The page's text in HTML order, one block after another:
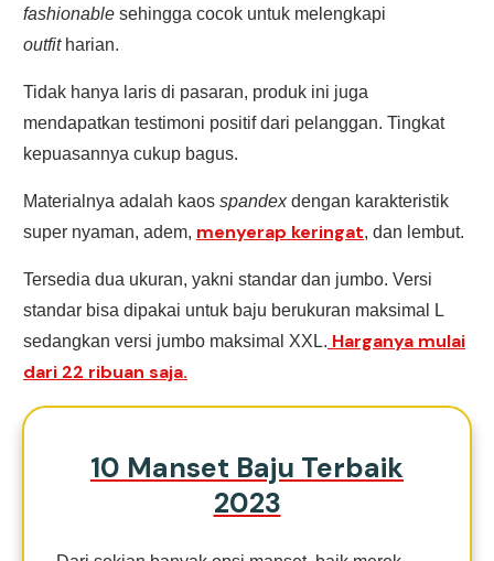
fashionable sehingga cocok untuk melengkapi
outfitharian.
Tidak hanya laris di pasaran, produk ini juga
mendapatkan testimoni positif dari pelanggan. Tingkat
kepuasannya cukup bagus.
Materialnya adalah kaos spandexdengan karakteristik
super nyaman, adem, menyerap keringat, dan lembut.
Tersedia dua ukuran, yakni standar dan jumbo. Versi
standar bisa dipakai untuk baju berukuran maksimal L
sedangkan versi jumbo maksimal XXL. Harganya mulai
dari 22 ribuan saja.
10 Manset Baju Terbaik
2023